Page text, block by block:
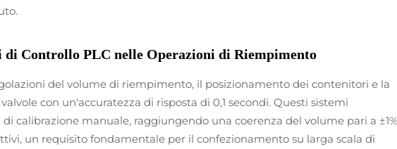
di Controllo PLC nelle Operazioni di Riempimento
del volume di riempimento, il posizionamento dei contenitori e la
con un'accuratezza di risposta di 0,1 secondi. Questi sistemi
di calibrazione manuale, raggiungendo una coerenza del volume pari a ±1%
un requisito fondamentale per il confezionamento su larga scala di